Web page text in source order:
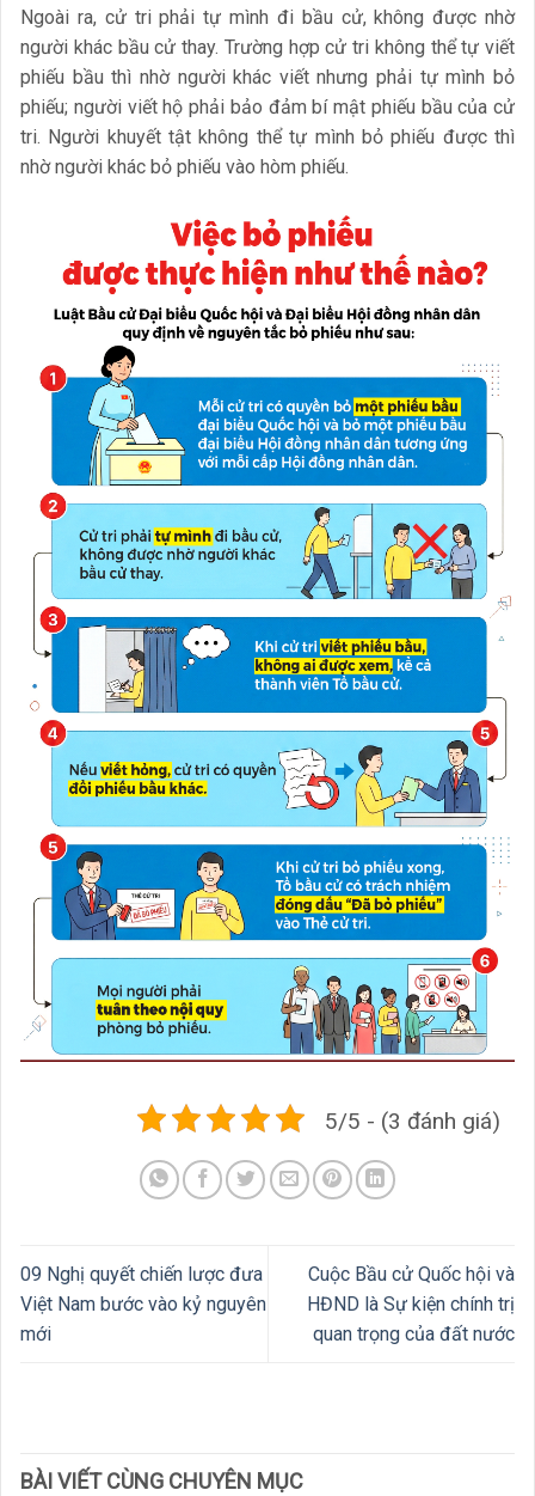
Ngoài ra, cử tri phải tự mình đi bầu cử, không được nhờ
người khác bầu cử thay. Trường hợp cử tri không thể tự viết
phiếu bầu thì nhờ người khác viết nhưng phải tự mình bỏ
phiếu; người viết hộ phải bảo đảm bí mật phiếu bầu của cử
tri. Người khuyết tật không thể tự mình bỏ phiếu được thì
nhờ người khác bỏ phiếu vào hòm phiếu.
5/5 - (3 đánh giá)
09 Nghị quyết chiến lược đưa
Việt Nam bước vào kỷ nguyên
mới
Cuộc Bầu cử Quốc hội và
HĐND là Sự kiện chính trị
quan trọng của đất nước
BÀI VIẾT CÙNG CHUYÊN MỤC